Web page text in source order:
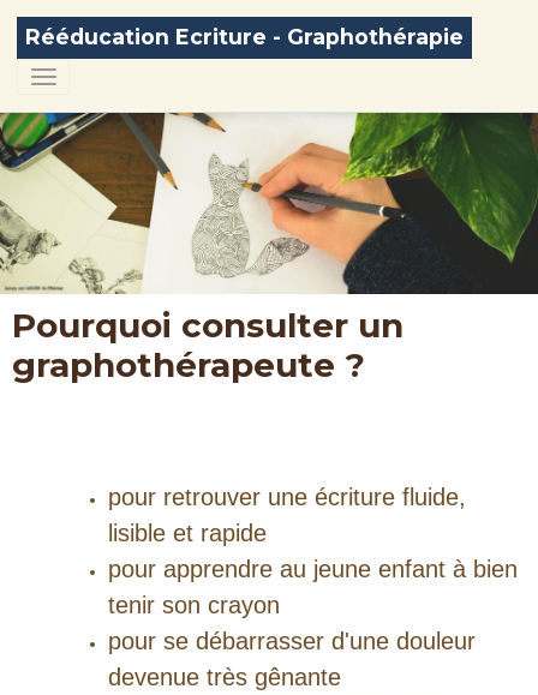
Rééducation Ecriture - Graphothérapie
Pourquoi consulter un
graphothérapeute ?
pour retrouver une écriture fluide,
lisible et rapide
pour apprendre au jeune enfant à bien
tenir son crayon
pour se débarrasser d'une douleur
devenue très gênante